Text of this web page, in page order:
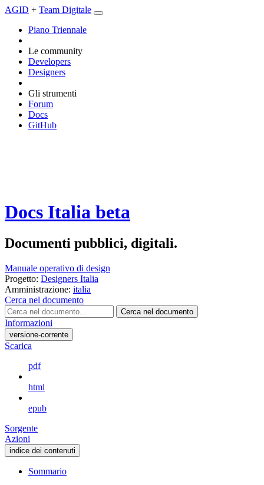
AGID + Team Digitale
Piano Triennale
Le community
Developers
Designers
Gli strumenti
Forum
Docs
GitHub
Docs Italia beta
Documenti pubblici, digitali.
Manuale operativo di design
Progetto: Designers Italia
Amministrazione: italia
Cerca nel documento
Cerca nel documento
Informazioni
versione-corrente
Scarica
pdf
html
epub
Sorgente
Azioni
indice dei contenuti
Sommario